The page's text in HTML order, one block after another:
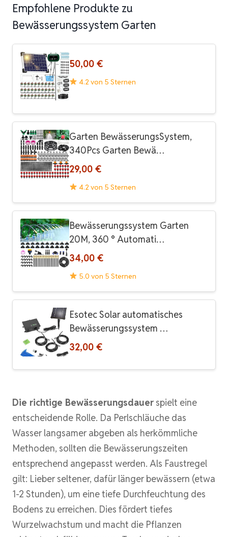
Empfohlene Produkte zu
Bewässerungssystem Garten
50,00 €
4.2 von 5 Sternen
Garten BewässerungsSystem,
340Pcs Garten Bewä…
29,00 €
4.2 von 5 Sternen
Bewässerungssystem Garten
20M, 360 ° Automati…
34,00 €
5.0 von 5 Sternen
Esotec Solar automatisches
Bewässerungssystem …
32,00 €
Die richtige Bewässerungsdauer spielt eine
entscheidende Rolle. Da Perlschläuche das
Wasser langsamer abgeben als herkömmliche
Methoden, sollten die Bewässerungszeiten
entsprechend angepasst werden. Als Faustregel
gilt: Lieber seltener, dafür länger bewässern (etwa
1-2 Stunden), um eine tiefe Durchfeuchtung des
Bodens zu erreichen. Dies fördert tiefes
Wurzelwachstum und macht die Pflanzen